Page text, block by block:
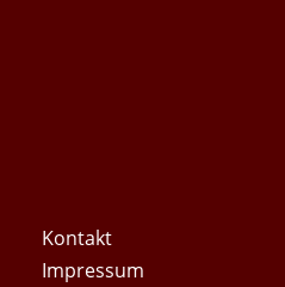
Kontakt
Impres­sum